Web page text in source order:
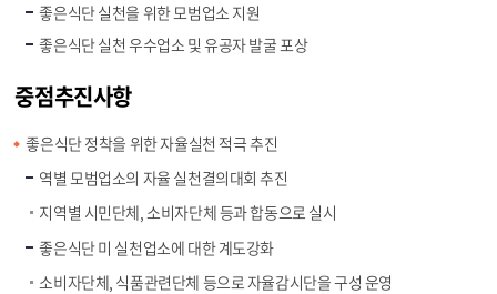
좋은식단 실천을 위한 모범업소 지원
좋은식단 실천 우수업소 및 유공자 발굴 포상
중점추진사항
좋은식단 정착을 위한 자율실천 적극 추진
역별 모범업소의 자율 실천결의대회 추진
지역별 시민단체, 소비자단체 등과 합동으로 실시
좋은식단 미 실천업소에 대한 계도강화
소비자단체, 식품관련단체 등으로 자율감시단을 구성 운영